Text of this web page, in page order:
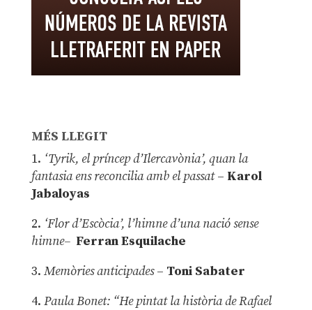
MÉS LLEGIT
1. ‘Tyrik, el príncep d’Ilercavònia’, quan la
fantasia ens reconcilia amb el passat– Karol
Jabaloyas
2. ‘Flor d’Escòcia’, l’himne d’una nació sense
himne– Ferran Esquilache
3. Memòries anticipades– Toni Sabater
4. Paula Bonet: “He pintat la història de Rafael